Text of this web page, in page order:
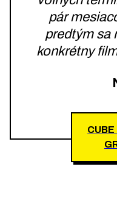
pár
predtým sa
konkrétny
CUBE